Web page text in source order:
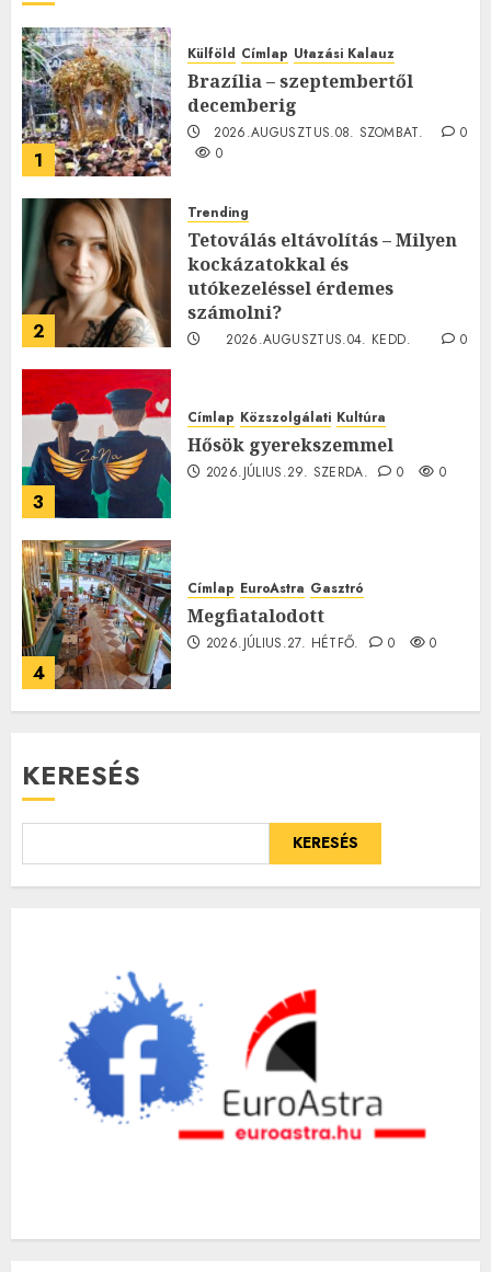
1
Külföld Címlap Utazási Kalauz
Brazília – szeptembertől
decemberig
2026.AUGUSZTUS.08. SZOMBAT.
0
0
2
Trending
Tetoválás eltávolítás – Milyen
kockázatokkal és
utókezeléssel érdemes
számolni?
2026.AUGUSZTUS.04. KEDD.
0
3
Címlap Közszolgálati Kultúra
Hősök gyerekszemmel
2026.JÚLIUS.29. SZERDA. 0 0
4
Címlap EuroAstra Gasztró
Megfiatalodott
2026.JÚLIUS.27. HÉTFŐ. 0 0
KERESÉS
KERESÉS